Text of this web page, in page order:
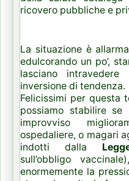
ricovero pubbliche e
La situazione è
edulcorando un po’,
lasciano
inversione di tendenza.
Felicissimi per questa
possiamo stabilire
improvviso
ospedaliere, o magari
indotti dalla
sull’obbligo
enormemente la